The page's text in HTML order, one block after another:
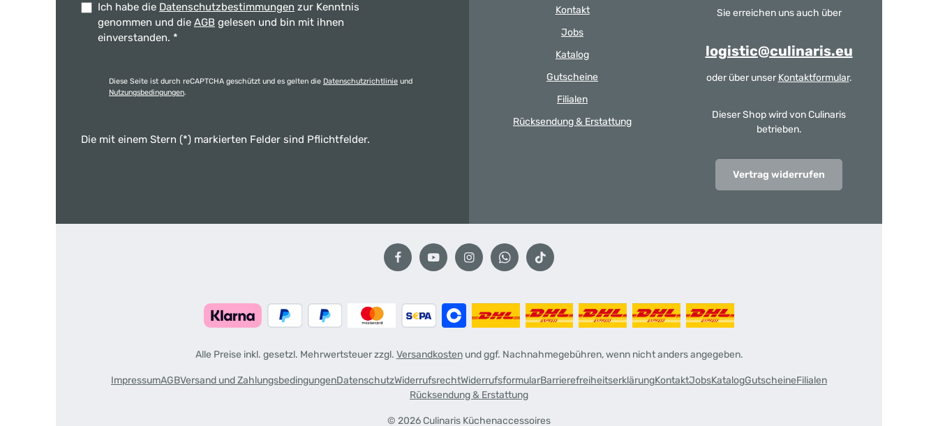
Ich habe die Datenschutzbestimmungen zur Kenntnis
genommen und die AGB gelesen und bin mit ihnen
einverstanden. *
Diese Seite ist durch reCAPTCHA geschützt und es gelten die Datenschutzrichtlinie und
Nutzungsbedingungen.
Die mit einem Stern (*) markierten Felder sind Pflichtfelder.
Kontakt
Jobs
Katalog
Gutscheine
Filialen
Rücksendung & Erstattung
Sie erreichen uns auch über
logistic@culinaris.eu
oder über unser Kontaktformular.
Dieser Shop wird von Culinaris
betrieben.
Vertrag widerrufen
Alle Preise inkl. gesetzl. Mehrwertsteuer zzgl. Versandkostenund ggf. Nachnahmegebühren, wenn nicht anders angegeben.
© 2026 Culinaris Küchenaccessoires
ImpressumAGBVersand und ZahlungsbedingungenDatenschutzWiderrufsrechtWiderrufsformularBarrierefreiheitserklärungKontaktJobsKatalogGutscheineFilialen
Rücksendung & Erstattung